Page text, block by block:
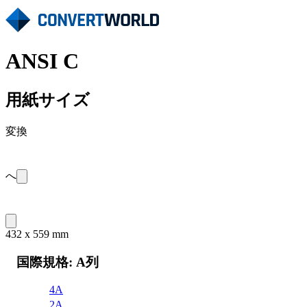
ANSI C
用紙サイズ
変換
へ
432 x 559 mm
国際規格: A列
4A